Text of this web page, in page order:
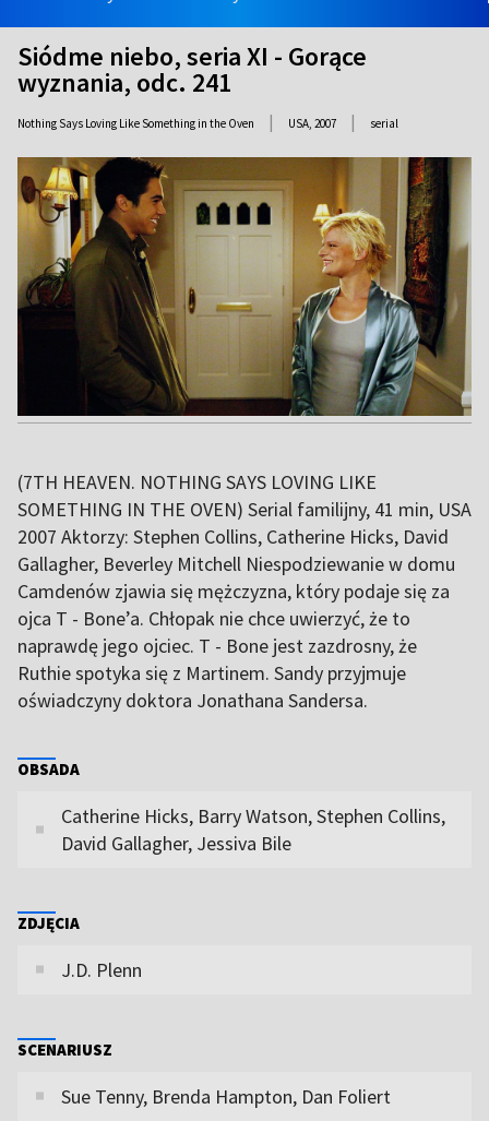
Siódme niebo, seria XI - Gorące
wyznania, odc. 241
Nothing Says Loving Like Something in the Oven | USA, 2007 | serial
(7TH HEAVEN. NOTHING SAYS LOVING LIKE
SOMETHING IN THE OVEN) Serial familijny, 41 min, USA
2007 Aktorzy: Stephen Collins, Catherine Hicks, David
Gallagher, Beverley Mitchell Niespodziewanie w domu
Camdenów zjawia się mężczyzna, który podaje się za
ojca T - Bone’a. Chłopak nie chce uwierzyć, że to
naprawdę jego ojciec. T - Bone jest zazdrosny, że
Ruthie spotyka się z Martinem. Sandy przyjmuje
oświadczyny doktora Jonathana Sandersa.
OBSADA
Catherine Hicks, Barry Watson, Stephen Collins,
David Gallagher, Jessiva Bile
ZDJĘCIA
J.D. Plenn
SCENARIUSZ
Sue Tenny, Brenda Hampton, Dan Foliert